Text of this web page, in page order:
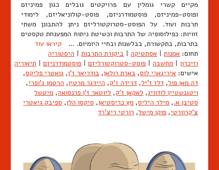
מקיים קשרי גומלין עם פרויקטים גובלים כגון פמיניזם
ופוסט-פמיניזם, פוסטמודרניזם, פוסט-קולוניאליזם, לימודי
תרבות ועוד. על הפוסט-סטרוקטורליזם ניתן להתבונן משתי
זוויות: כפילוסופיה של התרבות וכשיטת ניתוח המפענחת טקסטים
בתרבות, בתקשורת, בבלשנות ובחיי היומיום. … קיראו עוד
תחום: אמנות | אסתטיקה | ביקורת התרבות | היסטוריה
וזיכרון | מחשבה | פוסט-סטרוקטורליזם | פוסטמודרניזם | תיאוריה
אישים: איריגארי לוס, בארת רולאן, בודריאר ז'ן, גואטרי פליקס,
דה מאן פול, דלז ז'יל, דרידה ז'ק, היידגר מרטין, הרטמן ג'ופרי,
ויטגנשטיין לודוויג, לאקאן ז'ק, ליוטאר ז'ן פרנסואה, מיטשל
סטיבן א., מילר היליס, מץ כריסטיאן, סיקסו הלן, ספיבק גיאטרי
צ'קרוורטי, פוקו מישל, רורטי ריצ'רד